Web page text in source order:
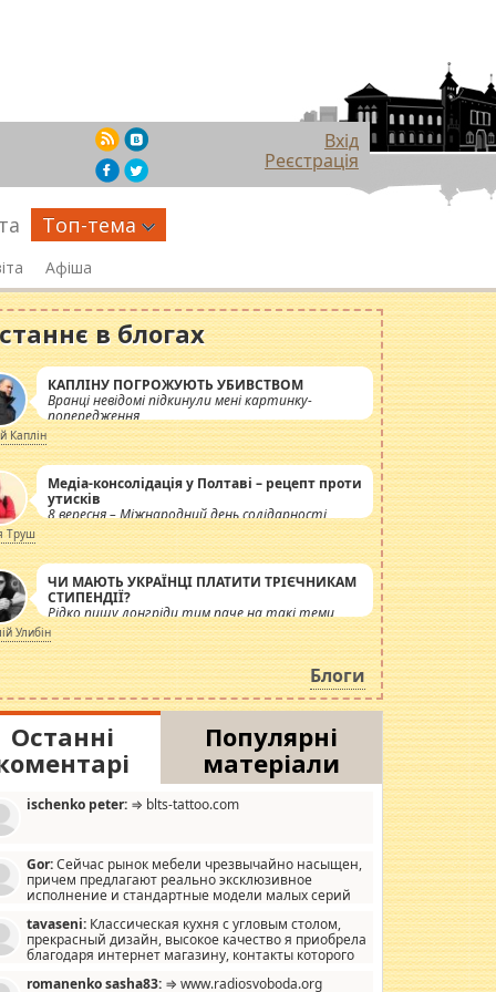
Вхід
Реєстрація
Топ-тема
Афіша
в блогах
КАПЛІНУ ПОГРОЖУЮТЬ УБИВСТВОМ
Вранці невідомі підкинули мені картинку-
попередження
Каплін
Медіа-консолідація у Полтаві – рецепт проти
утисків
8 вересня – Міжнародний день солідарності
журналістів.
Труш
ЧИ МАЮТЬ УКРАЇНЦІ ПЛАТИТИ ТРІЄЧНИКАМ
СТИПЕНДІЇ?
Рідко пишу лонгріди тим паче на такі теми,
але вже просто дістало! Обурюють сьогоднішні
інсенуації навколо стипендіального питання.
Штучно роздувається ще одна соціальна
катастрофа.
Улибін
Блоги
Останні
Популярні
матеріали
ischenko peter: ⇒ blts-tattoo.com
Gor:Сейчас рынок мебели чрезвычайно насыщен,
причем предлагают реально эксклюзивное
исполнение и стандартные модели малых серий
мало походит на стандартные формы, в MebelOk,
и что главное - со вкусом все в порядке,
ненужных наворотов удорожающих мебель, а это не
tavaseni: Классическая кухня с угловым столом,
прекрасный дизайн, высокое качество я приобрела
благодаря интернет магазину, контакты которого
romanenko sasha83: ⇒ www.radiosvoboda.org